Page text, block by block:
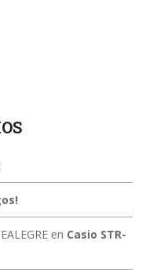
en Casio STR-